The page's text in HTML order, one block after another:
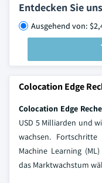
Entdecken Sie
Ausgehend von:
Colocation Edge
Colocation Edge
USD 5 Milliarden und
wachsen.
Machine Learning
das Marktwachstum